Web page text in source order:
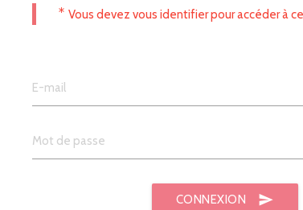
* Vous devez vous identifier pour accéder à
CONNEXION send